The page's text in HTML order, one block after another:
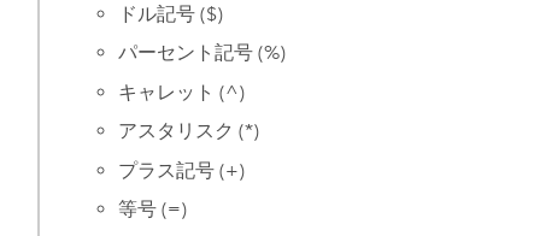
ドル記号 ($)
パーセント記号 (%)
キャレット (^)
アスタリスク (*)
プラス記号 (+)
等号 (=)